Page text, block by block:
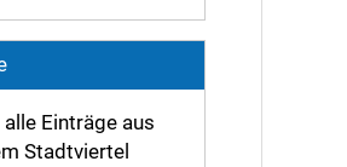
Einträge aus
Stadtviertel